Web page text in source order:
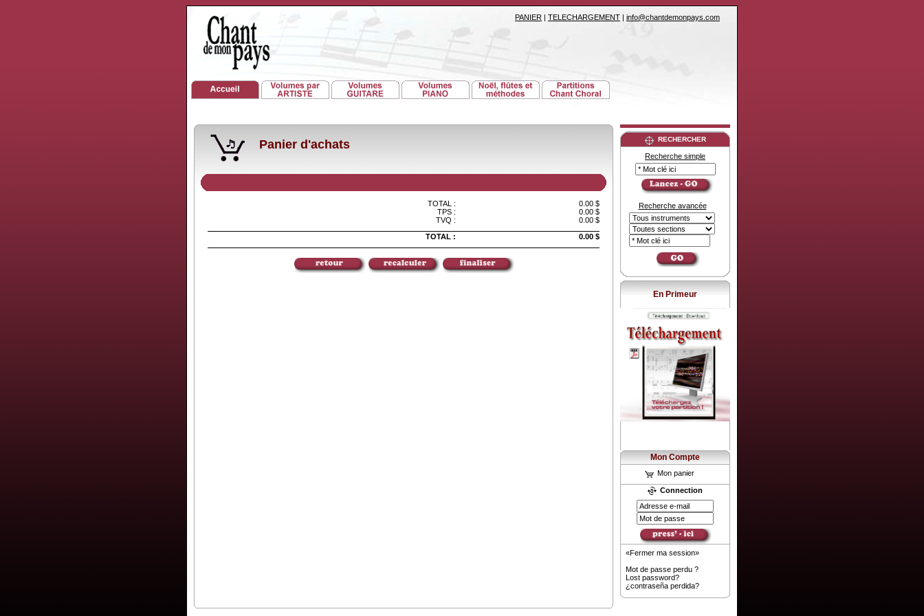
PANIER | TELECHARGEMENT | info@chantdemonpays.com
Panier d'achats
TOTAL :
TPS :
TVQ :
0.00 $
0.00 $
0.00 $
TOTAL :
0.00 $
RECHERCHER
Recherche simple
Recherche avancée
En Primeur
Mon Compte
Mon panier
Connection
«Fermer ma session»
Mot de passe perdu ?
Lost password?
¿contraseña perdida?